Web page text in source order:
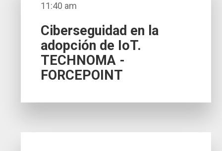
11:40 am
Ciberseguidad en la
adopción de IoT.
TECHNOMA -
FORCEPOINT